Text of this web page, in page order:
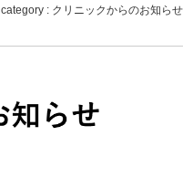
category : クリニックからのお知らせ